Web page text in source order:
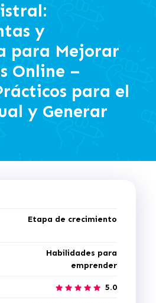
y
para Mejorar
Online –
para el
y Generar
Etapa de crecimiento
Habilidades para
emprender
5.0